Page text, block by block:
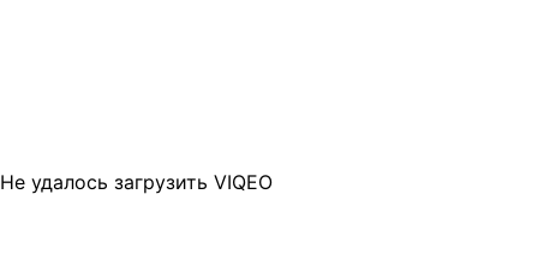
Не удалось загрузить VIQEO